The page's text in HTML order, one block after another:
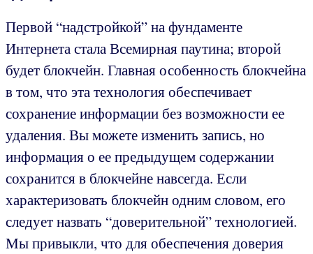
Первой “надстройкой” на фундаменте
Интернета стала Всемирная паутина; второй
будет блокчейн. Главная особенность блокчейна
в том, что эта технология обеспечивает
сохранение информации без возможности ее
удаления. Вы можете изменить запись, но
информация о ее предыдущем содержании
сохранится в блокчейне навсегда. Если
характеризовать блокчейн одним словом, его
следует назвать “доверительной” технологией.
Мы привыкли, что для обеспечения доверия